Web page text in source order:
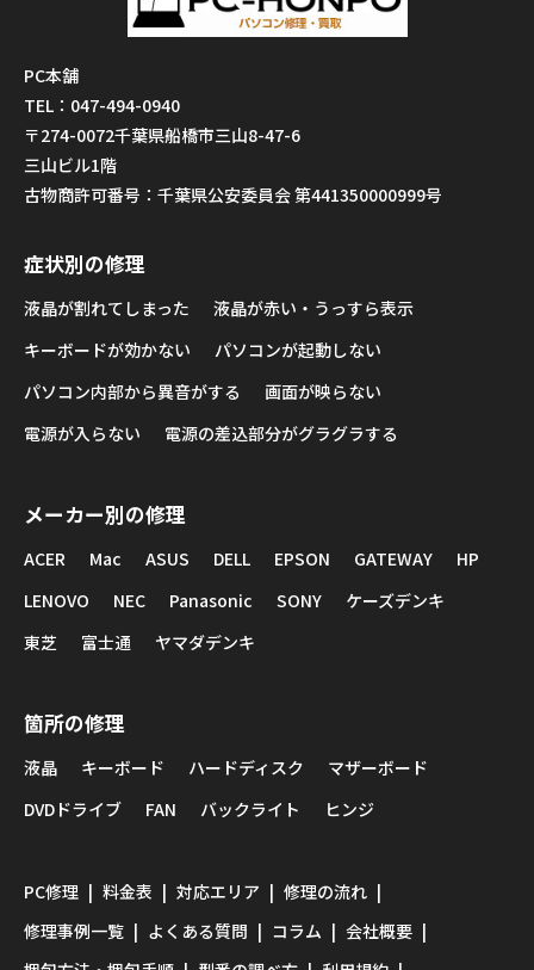
PC本舗
TEL：047-494-0940
〒274-0072千葉県船橋市三山8-47-6
三山ビル1階
古物商許可番号：千葉県公安委員会 第441350000999号
症状別の修理
液晶が割れてしまった
液晶が赤い・うっすら表示
キーボードが効かない
パソコンが起動しない
パソコン内部から異音がする
画面が映らない
電源が入らない
電源の差込部分がグラグラする
メーカー別の修理
ACER Mac ASUS DELL EPSON GATEWAY
HP
LENOVO
NEC Panasonic SONY
ケーズデンキ
東芝
富士通 ヤマダデンキ
箇所の修理
液晶 キーボード ハードディスク
マザーボード
DVDドライブ
FAN バックライト ヒンジ
PC修理 料金表 対応エリア
修理の流れ
修理事例一覧
よくある質問 コラム
会社概要